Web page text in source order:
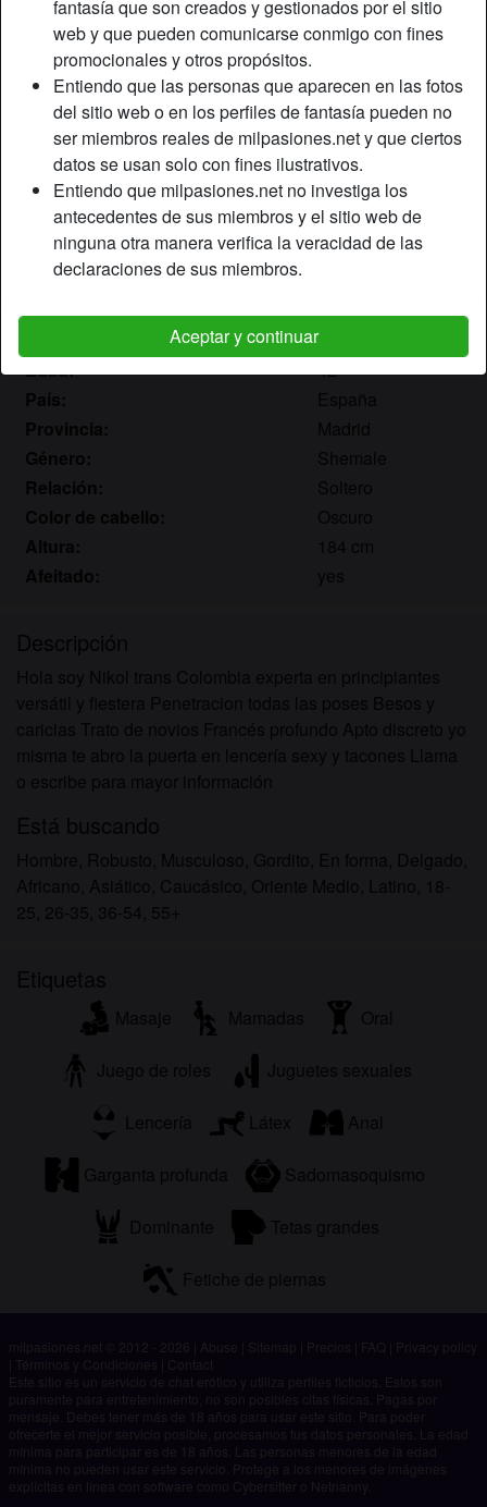
fantasía que son creados y gestionados por el sitio
web y que pueden comunicarse conmigo con fines
promocionales y otros propósitos.
Entiendo que las personas que aparecen en las fotos
del sitio web o en los perfiles de fantasía pueden no
ser miembros reales de milpasiones.net y que ciertos
datos se usan solo con fines ilustrativos.
Entiendo que milpasiones.net no investiga los
antecedentes de sus miembros y el sitio web de
ninguna otra manera verifica la veracidad de las
declaraciones de sus miembros.
Aceptar y continuarNikol
Edad:
42
País:
España
Provincia:
Madrid
Género:
Shemale
Relación:
Soltero
Color de cabello:
Oscuro
Altura:
184 cm
Afeitado:
yes
Descripción
Hola soy Nikol trans Colombia experta en principiantes
versátil y fiestera Penetracion todas las poses Besos y
caricias Trato de novios Francés profundo Apto discreto yo
misma te abro la puerta en lencería sexy y tacones Llama
o escribe para mayor información
Está buscando
Hombre, Robusto, Musculoso, Gordito, En forma, Delgado,
Africano, Asiático, Caucásico, Oriente Medio, Latino, 18-
25, 26-35, 36-54, 55+
Etiquetas
Masaje Mamadas Oral
Juego de roles Juguetes sexuales
Lencería Látex Anal
Garganta profunda Sadomasoquismo
Dominante Tetas grandes
Fetiche de piernas